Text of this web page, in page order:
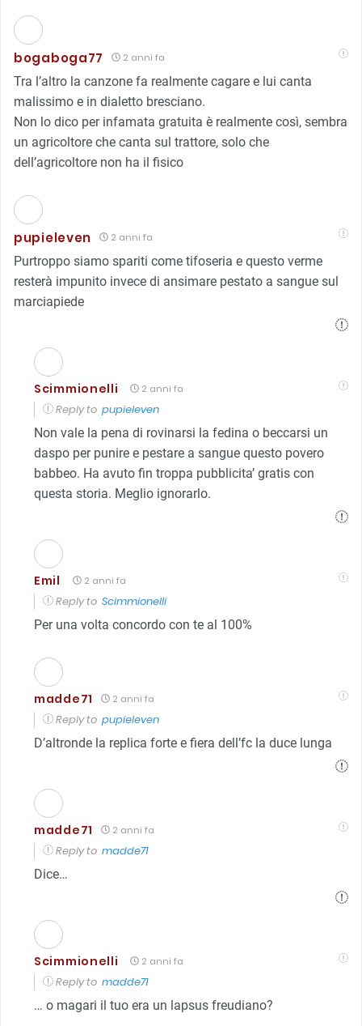
bogaboga77 2 anni fa
Tra l’altro la canzone fa realmente cagare e lui canta
malissimo e in dialetto bresciano.
Non lo dico per infamata gratuita è realmente così, sembra
un agricoltore che canta sul trattore, solo che
dell’agricoltore non ha il fisico
pupieleven 2 anni fa
Purtroppo siamo spariti come tifoseria e questo verme
resterà impunito invece di ansimare pestato a sangue sul
marciapiede
Scimmionelli 2 anni fa
Reply to pupieleven
Non vale la pena di rovinarsi la fedina o beccarsi un
daspo per punire e pestare a sangue questo povero
babbeo. Ha avuto fin troppa pubblicita’ gratis con
questa storia. Meglio ignorarlo.
Emil 2 anni fa
Reply to Scimmionelli
Per una volta concordo con te al 100%
madde71 2 anni fa
Reply to pupieleven
D’altronde la replica forte e fiera dell’fc la duce lunga
madde71 2 anni fa
Reply to madde71
Dice…
Scimmionelli 2 anni fa
Reply to madde71
… o magari il tuo era un lapsus freudiano?